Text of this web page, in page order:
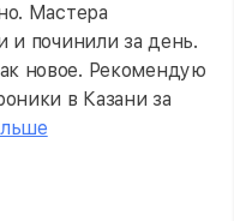
Мастера
и починили за день.
новое. Рекомендую
в Казани за